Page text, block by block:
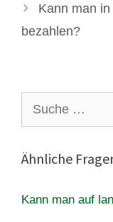
Kann man
bezahlen?
nach:
Ähnliche
Kann man auf